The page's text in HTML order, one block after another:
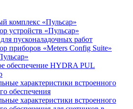
комплекс «Пульсар»
устройств «Пульсар»
пусконаладочных работ
приборов «Meters Config Suite»
обеспечение HYDRA PUL
характеристики встроенного
обеспечения
характеристики встроенного